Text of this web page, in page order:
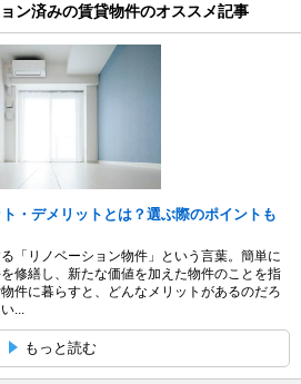
ン済みの賃貸物件のオススメ記事
・デメリットとは？選ぶ際のポイントも
「リノベーション物件」という言葉。簡単に
修繕し、新たな価値を加えた物件のことを指
件に暮らすと、どんなメリットがあるのだろ
...
もっと読む